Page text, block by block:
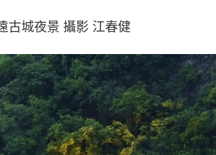
古城夜景 攝影 江春健